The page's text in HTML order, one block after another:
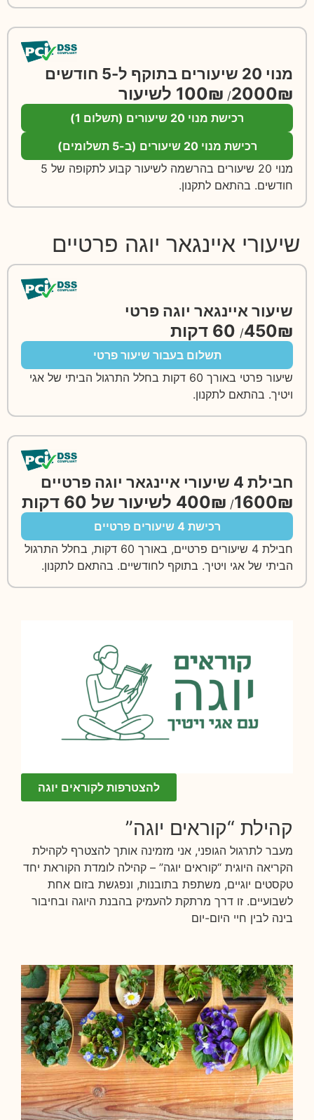
מנוי 20 שיעורים בתוקף ל-5 חודשים
2000₪
/ 100₪ לשיעור
רכישת מנוי 20 שיעורים (תשלום 1)
רכישת מנוי 20 שיעורים (ב-5 תשלומים)
מנוי 20 שיעורים בהרשמה לשיעור קבוע לתקופה של 5
חודשים. בהתאם לתקנון.
שיעורי איינגאר יוגה פרטיים
שיעור איינגאר יוגה פרטי
450₪
/
תשלום בעבור שיעור פרטי
שיעור פרטי באורך 60 דקות בחלל התרגול הביתי של אגי
ויטיך. בהתאם לתקנון.
חבילת 4 שיעורי איינגאר יוגה פרטיים
1600₪
/ 400₪ לשיעור של 60 דקות
רכישת 4 שיעורים פרטיים
חבילת 4 שיעורים פרטיים, באורך 60 דקות, בחלל התרגול
הביתי של אגי ויטיך. בתוקף לחודשיים. בהתאם לתקנון.
להצטרפות לקוראים יוגה
קהילת “קוראים יוגה”
מעבר לתרגול הגופני, אני מזמינה אותך להצטרף לקהילת
הקריאה היוגית “קוראים יוגה” – קהילה לומדת הקוראת יחד
טקסטים יוגיים, משתפת בתובנות, ונפגשת בזום אחת
לשבועיים. זו דרך מרתקת להעמיק בהבנת היוגה ובחיבור
בינה לבין חיי היום-יום